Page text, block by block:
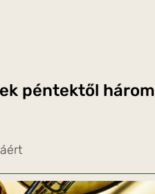
péntektől három